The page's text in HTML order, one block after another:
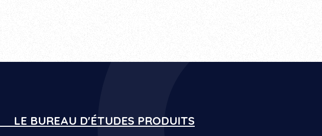
LE BUREAU D'ÉTUDES PRODUITS